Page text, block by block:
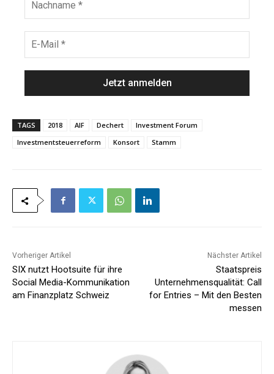
m
c
h
a
M
a
l
TAGS 2018 AIF Dechert
Investment Forum
Investmentsteuerreform
Konsort Stamm
Vorheriger Artikel
SIX nutzt Hootsuite für ihre
Social Media-Kommunikation
am Finanzplatz Schweiz
Nächster Artikel
Staatspreis
Unternehmensqualität: Call
for Entries – Mit den Besten
messen